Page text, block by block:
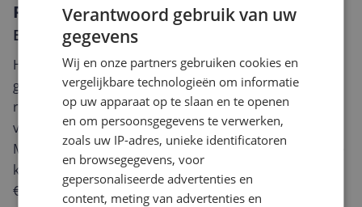
Reviews
Er zijn nog geen reviews geschreven
Heb jij dit product in bezit en wil je graag je mening
geven? Start dan hieronder met het schrijven van je
review. Afhankelijk van de details duurt het schrijven
van een review gemiddeld tussen de 3 en 10 minuten.
Met jouw mening help je andere bezoekers een betere
keuze te maken én maak je iedere maand kans op
€250,-!
Klik hier voor de actievoorwaarden.
Verantwoord gebruik van uw
gegevens
Wij en onze partners gebruiken cookies en
vergelijkbare technologieën om informatie
op uw apparaat op te slaan en te openen
en om persoonsgegevens te verwerken,
zoals uw IP-adres, unieke identificatoren
en browsegegevens, voor
gepersonaliseerde advertenties en
content, meting van advertenties en